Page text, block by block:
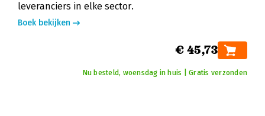
leveranciers in elke sector.
Boek bekijken
€ 45,73
Nu besteld, woensdag in huis | Gratis verzonden